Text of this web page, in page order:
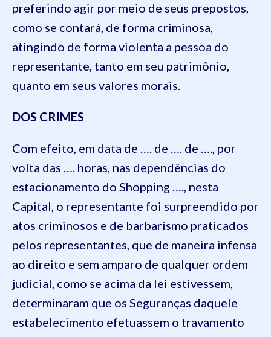
preferindo agir por meio de seus prepostos,
como se contará, de forma criminosa,
atingindo de forma violenta a pessoa do
representante, tanto em seu patrimônio,
quanto em seus valores morais.
DOS CRIMES
Com efeito, em data de …. de …. de …., por
volta das …. horas, nas dependências do
estacionamento do Shopping …., nesta
Capital, o representante foi surpreendido por
atos criminosos e de barbarismo praticados
pelos representantes, que de maneira infensa
ao direito e sem amparo de qualquer ordem
judicial, como se acima da lei estivessem,
determinaram que os Seguranças daquele
estabelecimento efetuassem o travamento